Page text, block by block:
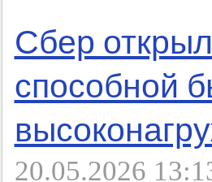
Сбер
способной
20.05.2026